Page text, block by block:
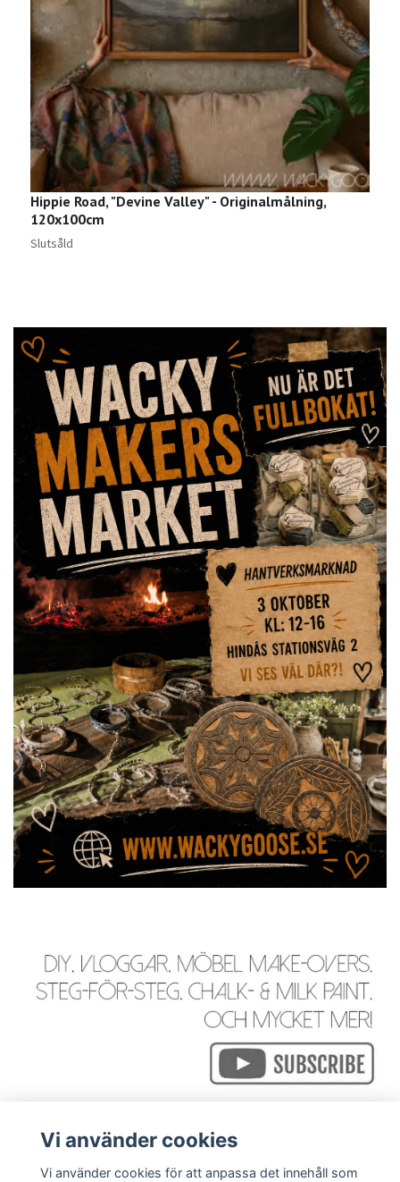
Hippie Road, "Devine Valley" - Originalmålning,
120x100cm
Slutsåld
Vi använder cookies
Vi använder cookies för att anpassa det innehåll som